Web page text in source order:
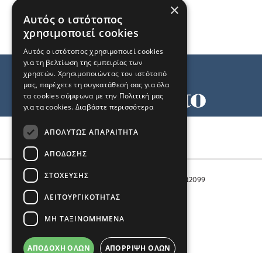
Αριθμός Πιστοποίησης Μ.Η.Τ. 242099
COPYRIGHT © 2026 Το Μανιφέστο
×
Αυτός ο ιστότοπος
χρησιμοποιεί cookies
Αυτός ο ιστότοπος χρησιμοποιεί cookies
για τη βελτίωση της εμπειρίας των
χρηστών. Χρησιμοποιώντας τον ιστότοπό
μας, παρέχετε τη συγκατάθεσή σας για όλα
τα cookies σύμφωνα με την Πολιτική μας
για τα cookies. Διαβάστε περισσότερα
ΑΠΟΛΎΤΩΣ ΑΠΑΡΑΊΤΗΤΑ
ΑΠΌΔΟΣΗΣ
ΣΤΌΧΕΥΣΗΣ
ΛΕΙΤΟΥΡΓΙΚΌΤΗΤΑΣ
ΜΗ ΤΑΞΙΝΟΜΗΜΈΝΑ
ΑΠΟΔΟΧΉ ΌΛΩΝ ΑΠΌΡΡΙΨΗ ΌΛΩΝ